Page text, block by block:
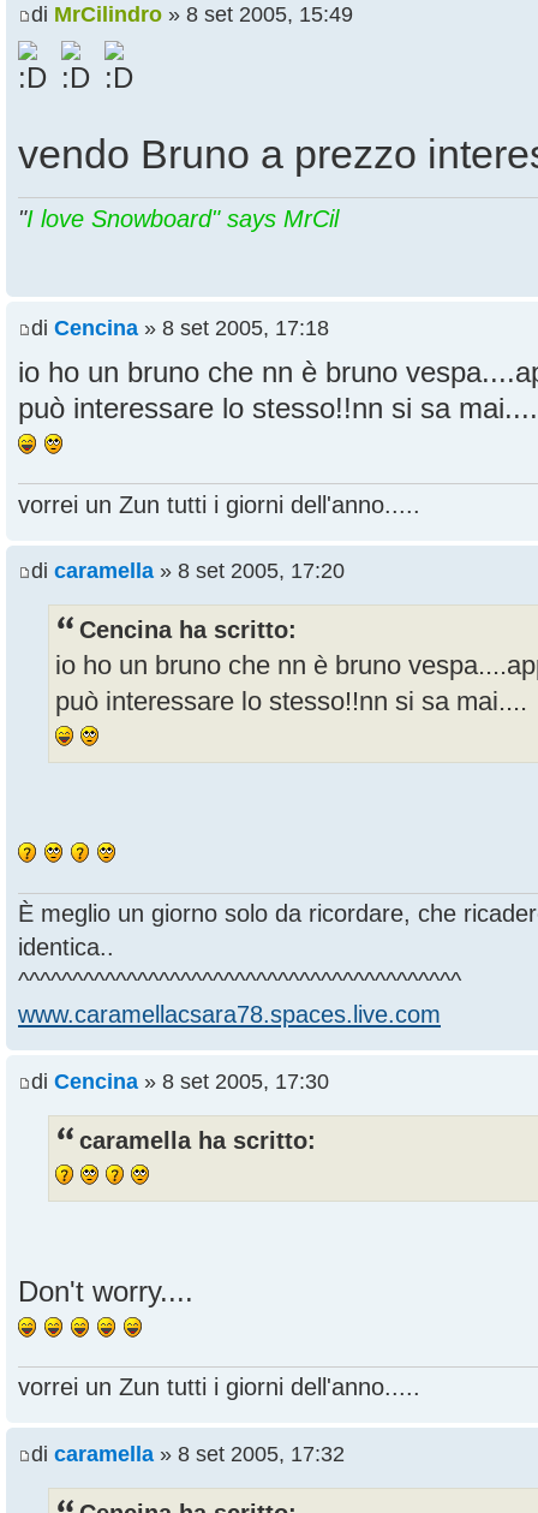
di MrCilindro » 8 set 2005, 15:49
vendo Bruno a prezzo
"I love Snowboard" says MrCil
di Cencina » 8 set 2005, 17:18
io ho un bruno che nn è bruno
può interessare lo stesso!!nn si sa mai....
vorrei un Zun tutti i giorni dell'anno.....
di caramella » 8 set 2005, 17:20
Cencina ha scritto:
io ho un bruno che nn è bruno
può interessare lo stesso!!nn si sa mai....
È meglio un giorno solo da ricordare, che
identica..
^^^^^^^^^^^^^^^^^^^^^^^^^^^^^^^^^^^^^^^^^
www.caramellacsara78.spaces.live.com
di Cencina » 8 set 2005, 17:30
caramella ha scritto:
Don't worry....
vorrei un Zun tutti i giorni dell'anno.....
di caramella » 8 set 2005, 17:32